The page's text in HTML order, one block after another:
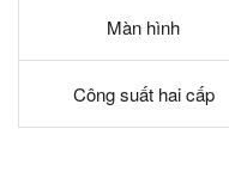
Màn hình
Công suất hai cấp